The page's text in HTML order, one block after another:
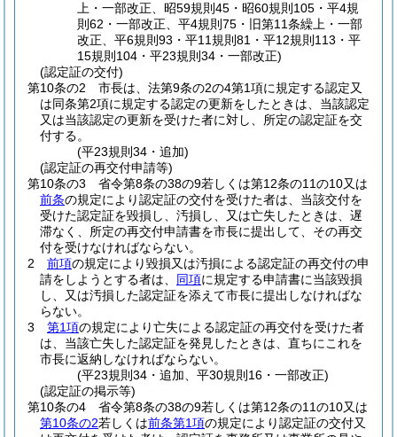
上・一部改正、昭59規則45・昭60規則105・平4規
則62・一部改正、平4規則75・旧第11条繰上・一部
改正、平6規則93・平11規則81・平12規則113・平
15規則104・平23規則34・一部改正)
(認定証の交付)
第10条の2
市長は、法第9条の2の4第1項に規定する認定又
は同条第2項に規定する認定の更新をしたときは、当該認定
又は当該認定の更新を受けた者に対し、所定の認定証を交
付する。
(平23規則34・追加)
(認定証の再交付申請等)
第10条の3
省令第8条の38の9若しくは第12条の11の10又は
前条の規定により認定証の交付を受けた者は、当該交付を
受けた認定証を毀損し、汚損し、又は亡失したときは、遅
滞なく、所定の再交付申請書を市長に提出して、その再交
付を受けなければならない。
2
前項の規定により毀損又は汚損による認定証の再交付の申
請をしようとする者は、 同項に規定する申請書に当該毀損
し、又は汚損した認定証を添えて市長に提出しなければな
らない。
3
第1項の規定により亡失による認定証の再交付を受けた者
は、当該亡失した認定証を発見したときは、直ちにこれを
市長に返納しなければならない。
(平23規則34・追加、平30規則16・一部改正)
(認定証の掲示等)
第10条の4
省令第8条の38の9若しくは第12条の11の10又は
第10条の2若しくは前条第1項の規定により認定証の交付又